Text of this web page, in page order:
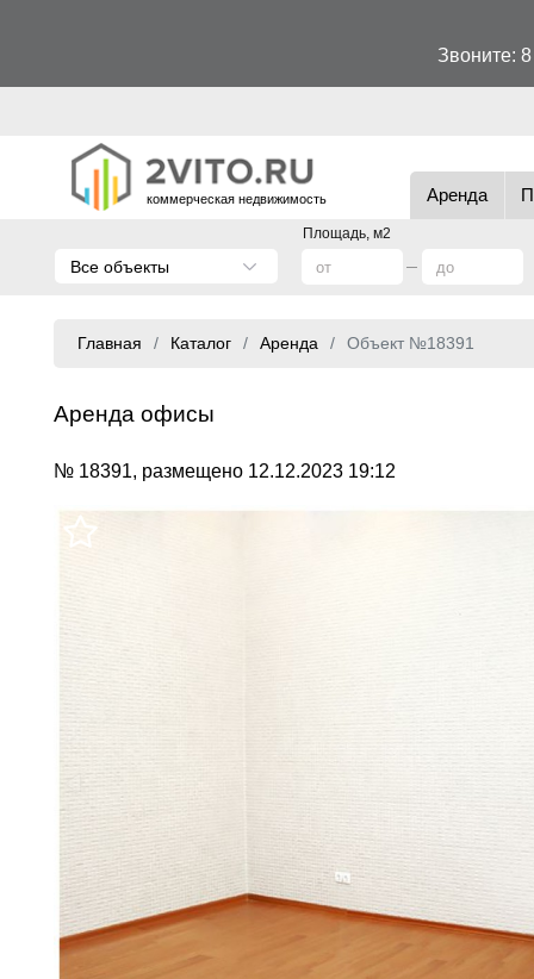
Звоните:
коммерческая недвижимость Аренда
Площадь, м2
Все объекты
Главная Каталог Аренда Объект №18391
Аренда офисы
№ 18391, размещено 12.12.2023 19:12